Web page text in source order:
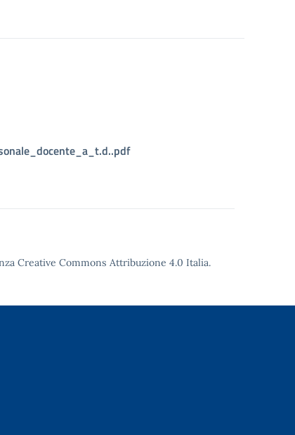
Creative Commons Attribuzione 4.0 Italia.